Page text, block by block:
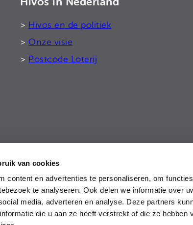
van cookies
content en advertenties te personaliseren, om
te analyseren. Ook delen we informatie over
media, adverteren en analyse. Deze partners
die u aan ze heeft verstrekt of die ze hebben
> Hivos en de politiek
> Onze visie
> Postcode Loterij